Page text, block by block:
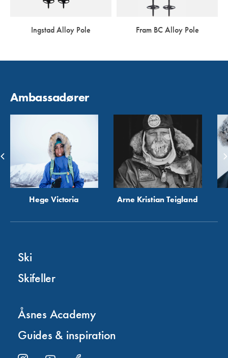
Ingstad Alloy Pole Fram BC Alloy Pole
Ambassadører
Hege Victoria Arne Kristian Teigland
Ski
Skifeller
Åsnes Academy
Guides & inspiration